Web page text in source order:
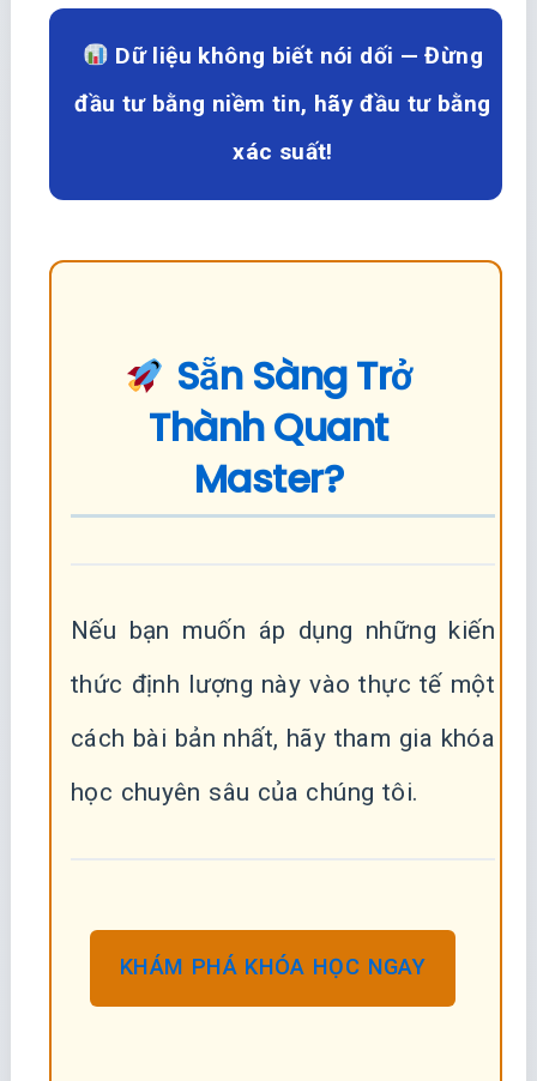
Dữ liệu không biết nói dối — Đừng
đầu tư bằng niềm tin, hãy đầu tư bằng
xác suất!
Sẵn Sàng Trở
Thành Quant
Master?
Nếu bạn muốn áp dụng những kiến
thức định lượng này vào thực tế một
cách bài bản nhất, hãy tham gia khóa
học chuyên sâu của chúng tôi.
KHÁM PHÁ KHÓA HỌC NGAY